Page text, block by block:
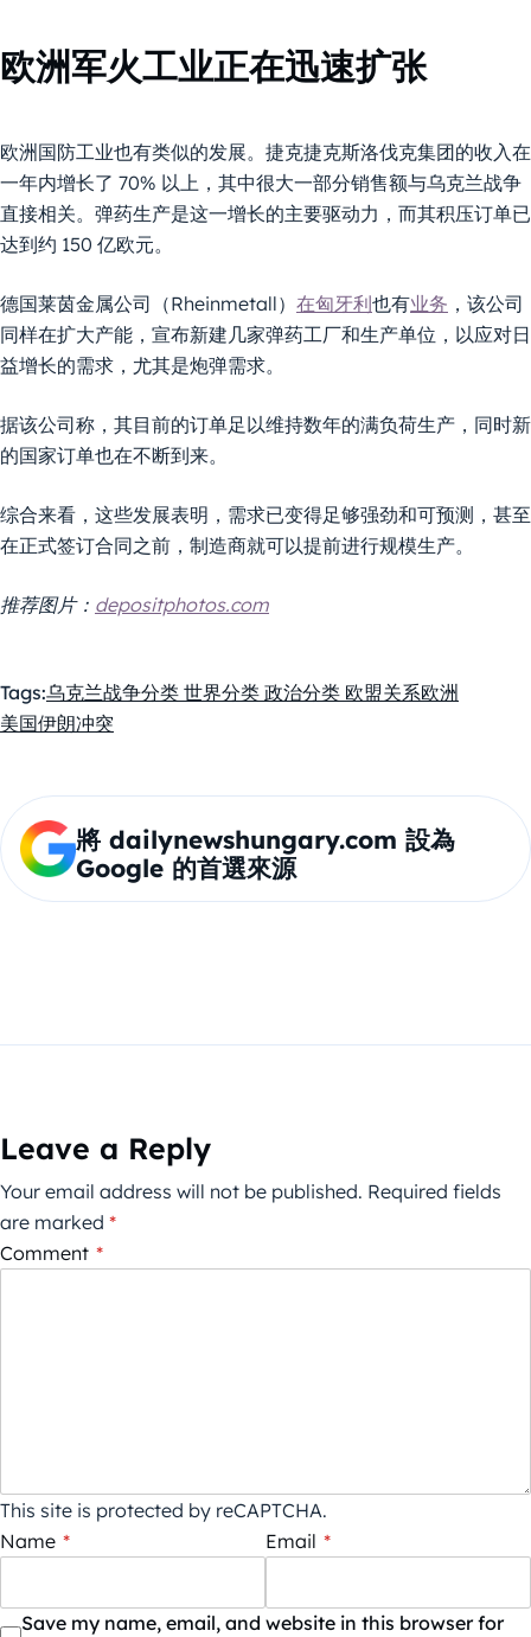
欧洲军火工业正在迅速扩张
欧洲国防工业也有类似的发展。捷克捷克斯洛伐克集团的收入在
一年内增长了 70% 以上，其中很大一部分销售额与乌克兰战争
直接相关。弹药生产是这一增长的主要驱动力，而其积压订单已
达到约 150 亿欧元。
德国莱茵金属公司（Rheinmetall） 在匈牙利也有业务 ，该公司
同样在扩大产能，宣布新建几家弹药工厂和生产单位，以应对日
益增长的需求，尤其是炮弹需求。
据该公司称，其目前的订单足以维持数年的满负荷生产，同时新
的国家订单也在不断到来。
综合来看，这些发展表明，需求已变得足够强劲和可预测，甚至
在正式签订合同之前，制造商就可以提前进行规模生产。
推荐图片： depositphotos.com
Tags:乌克兰战争分类 世界分类 政治分类 欧盟关系欧洲
美国伊朗冲突
將 dailynewshungary.com 設為
Google 的首選來源
Leave a Reply
Your email address will not be published. Required fields
are marked *
Comment *
This site is protected by reCAPTCHA.
Name * Email *
Save my name, email, and website in this browser for